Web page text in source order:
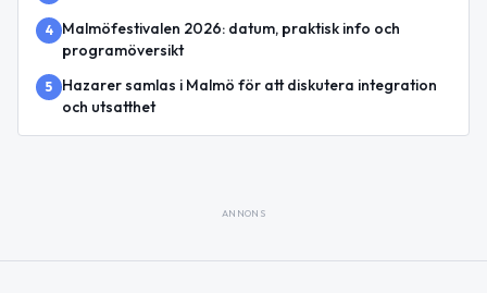
4
Malmöfestivalen 2026: datum, praktisk info och
programöversikt
5
Hazarer samlas i Malmö för att diskutera integration
och utsatthet
ANNONS